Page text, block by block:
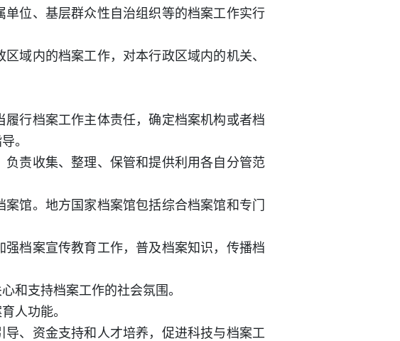
位、基层群众性自治组织等的档案工作实行
域内的档案工作，对本行政区域内的机关、
行档案工作主体责任，确定档案机构或者档
。
责收集、整理、保管和提供利用各自分管范
馆。地方国家档案馆包括综合档案馆和专门
档案宣传教育工作，普及档案知识，传播档
和支持档案工作的社会氛围。
人功能。
、资金支持和人才培养，促进科技与档案工